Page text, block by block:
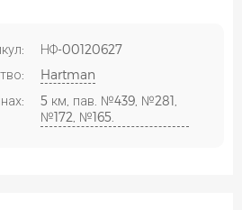
НФ-00120627
Hartman
5 км, пав. №439, №281,
№172, №165.